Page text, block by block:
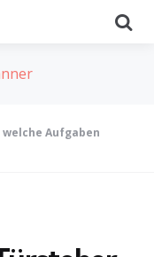
Aufgaben